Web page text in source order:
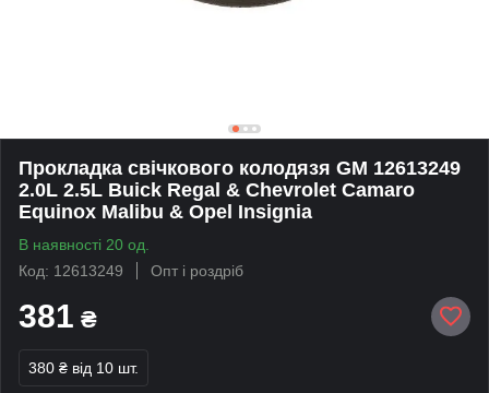
Прокладка свічкового колодязя GM 12613249
2.0L 2.5L Buick Regal & Chevrolet Camaro
Equinox Malibu & Opel Insignia
В наявності 20 од.
Код: 12613249
Опт і роздріб
381 ₴
380 ₴ від 10 шт.